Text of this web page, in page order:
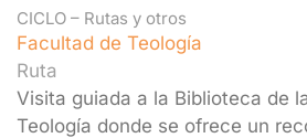
CICLO – Rutas y otros
Facultad de Teología
Ruta
Visita guiada a la Biblioteca de
Teología donde se ofrece un